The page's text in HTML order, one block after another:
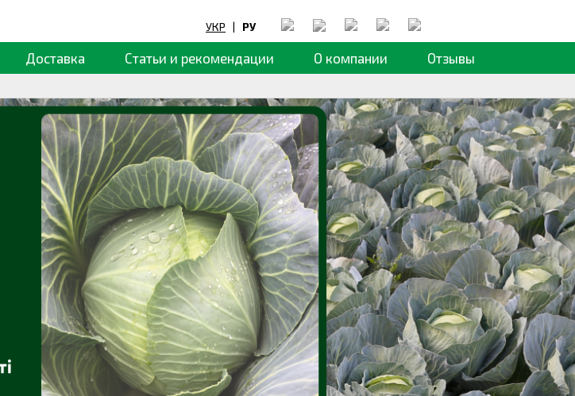
УКР | РУ
Доставка Статьи и рекомендации О компании Отзывы